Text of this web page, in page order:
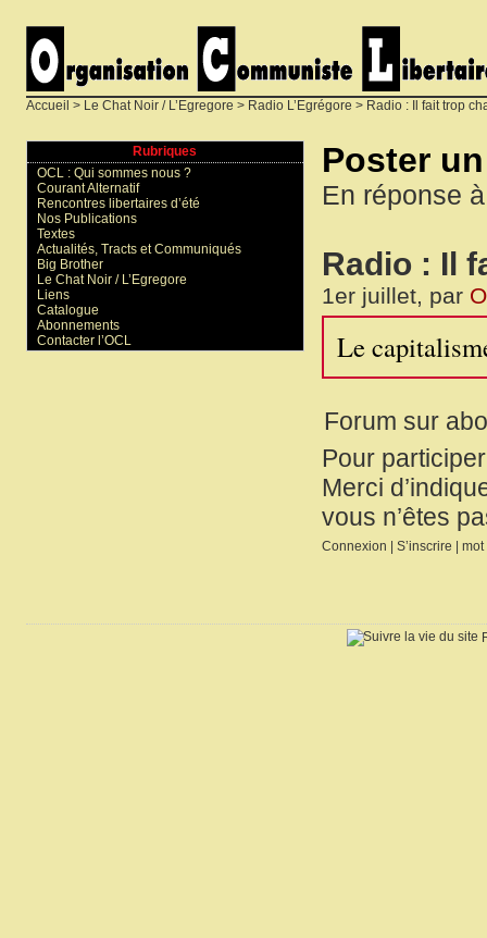
Accueil > Le Chat Noir / L’Egregore > Radio L’Egrégore > Radio : Il fait trop
Poster
En réponse
Radio : Il
1er juillet, par
Le
Forum sur
Pour
Merci
vous n’êtes
Connexion | S’inscrire | mot
Rubriques
OCL : Qui sommes nous ?
Courant Alternatif
Rencontres libertaires d’été
Nos Publications
Textes
Actualités, Tracts et Communiqués
Big Brother
Le Chat Noir / L’Egregore
Liens
Catalogue
Abonnements
Contacter l’OCL